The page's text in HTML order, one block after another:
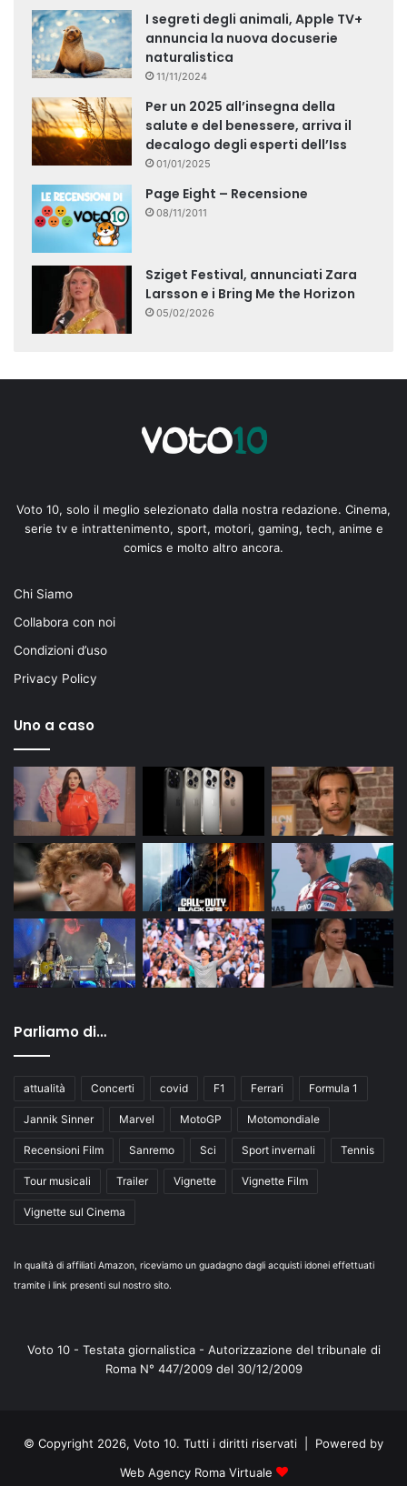
I segreti degli animali, Apple TV+
annuncia la nuova docuserie
naturalistica
11/11/2024
Per un 2025 all’insegna della
salute e del benessere, arriva il
decalogo degli esperti dell’Iss
01/01/2025
Page Eight – Recensione
08/11/2011
Sziget Festival, annunciati Zara
Larsson e i Bring Me the Horizon
05/02/2026
Voto 10, solo il meglio selezionato dalla nostra redazione. Cinema,
serie tv e intrattenimento, sport, motori, gaming, tech, anime e
comics e molto altro ancora.
Chi Siamo
Collabora con noi
Condizioni d’uso
Privacy Policy
Uno a caso
Parliamo di…
attualità Concerti covid F1 Ferrari Formula 1
Jannik Sinner Marvel MotoGP Motomondiale
Recensioni Film Sanremo Sci Sport invernali Tennis
Tour musicali Trailer Vignette Vignette Film
Vignette sul Cinema
In qualità di affiliati Amazon, riceviamo un guadagno dagli acquisti idonei effettuati
tramite i link presenti sul nostro sito.
Voto 10 - Testata giornalistica - Autorizzazione del tribunale di
Roma N° 447/2009 del 30/12/2009
© Copyright 2026, Voto 10. Tutti i diritti riservati | Powered by
Web Agency Roma Virtuale